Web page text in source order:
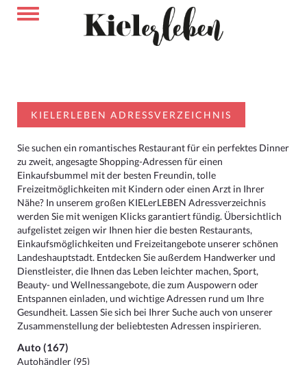
KIELERLEBEN ADRESSVERZEICHNIS
Sie suchen ein romantisches Restaurant für ein perfektes Dinner
zu zweit, angesagte Shopping-Adressen für einen
Einkaufsbummel mit der besten Freundin, tolle
Freizeitmöglichkeiten mit Kindern oder einen Arzt in Ihrer
Nähe? In unserem großen KIELerLEBEN Adressverzeichnis
werden Sie mit wenigen Klicks garantiert fündig. Übersichtlich
aufgelistet zeigen wir Ihnen hier die besten Restaurants,
Einkaufsmöglichkeiten und Freizeitangebote unserer schönen
Landeshauptstadt. Entdecken Sie außerdem Handwerker und
Dienstleister, die Ihnen das Leben leichter machen, Sport,
Beauty- und Wellnessangebote, die zum Auspowern oder
Entspannen einladen, und wichtige Adressen rund um Ihre
Gesundheit. Lassen Sie sich bei Ihrer Suche auch von unserer
Zusammenstellung der beliebtesten Adressen inspirieren.
Auto (167)
Autohändler (95)